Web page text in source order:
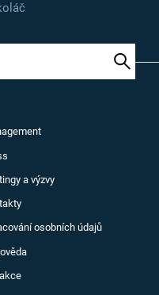
a výzvy
osobních údajů